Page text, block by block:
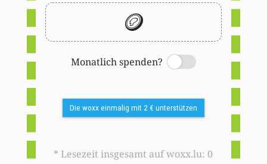
🪙
Monatlich spenden?
Switch
Die woxx einmalig mit 2 € unterstützen
* Lesezeit insgesamt auf woxx.lu: 0